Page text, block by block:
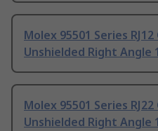
Molex 95501 Series
Unshielded Right Angle
Molex 95501 Series
Unshielded Right Angle